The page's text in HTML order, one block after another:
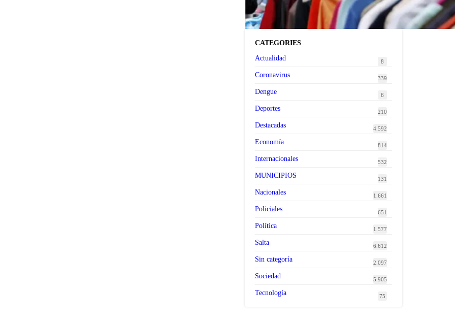
ropa de segunda mano
premium
CATEGORIES
Actualidad
8
Coronavirus 339
Dengue 6
Deportes 210
Destacadas 4.592
Economía 814
Internacionales 532
MUNICIPIOS 131
Nacionales 1.661
Policiales 651
Política 1.577
Salta 6.612
Sin categoría 2.097
Sociedad 5.905
Tecnología 75